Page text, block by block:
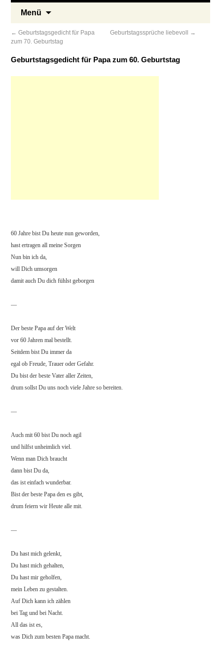
Menü
← Geburtstagsgedicht für Papa
zum 70. Geburtstag
Geburtstagssprüche liebevoll →
Geburtstagsgedicht für Papa zum 60. Geburtstag
60 Jahre bist Du heute nun geworden,
hast ertragen all meine Sorgen
Nun bin ich da,
will Dich umsorgen
damit auch Du dich fühlst geborgen
—
Der beste Papa auf der Welt
vor 60 Jahren mal bestellt.
Seitdem bist Du immer da
egal ob Freude, Trauer oder Gefahr.
Du bist der beste Vater aller Zeiten,
drum sollst Du uns noch viele Jahre so bereiten.
—
Auch mit 60 bist Du noch agil
und hilfst unheimlich viel.
Wenn man Dich braucht
dann bist Du da,
das ist einfach wunderbar.
Bist der beste Papa den es gibt,
drum feiern wir Heute alle mit.
—
Du hast mich gelenkt,
Du hast mich gehalten,
Du hast mir geholfen,
mein Leben zu gestalten.
Auf Dich kann ich zählen
bei Tag und bei Nacht.
All das ist es,
was Dich zum besten Papa macht.